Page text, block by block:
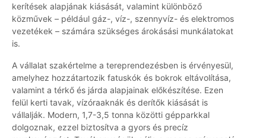
kerítések alapjának kiásását, valamint különböző
közművek – például gáz-, víz-, szennyvíz- és elektromos
vezetékek – számára szükséges árokásási munkálatokat
is.
A vállalat szakértelme a tereprendezésben is érvényesül,
amelyhez hozzátartozik fatuskók és bokrok eltávolítása,
valamint a térkő és járda alapjainak előkészítése. Ezen
felül kerti tavak, vízóraaknák és derítők kiásását is
vállalják. Modern, 1,7-3,5 tonna közötti gépparkkal
dolgoznak, ezzel biztosítva a gyors és precíz